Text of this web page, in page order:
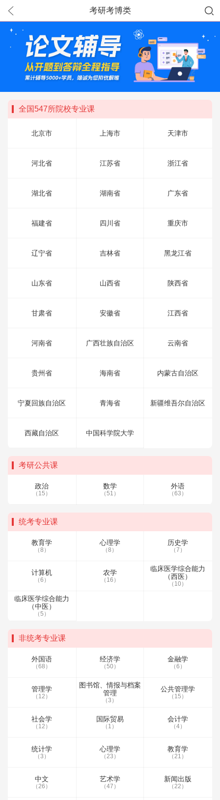
考研考博类
全国547所院校专业课
北京市 上海市 天津市
河北省 江苏省 浙江省
湖北省 湖南省 广东省
福建省 四川省 重庆市
辽宁省 吉林省 黑龙江省
山东省 山西省 陕西省
甘肃省 安徽省 江西省
河南省 广西壮族自治区 云南省
贵州省 海南省 内蒙古自治区
宁夏回族自治区 青海省 新疆维吾尔自治区
西藏自治区 中国科学院大学
考研公共课
政治
（15）
数学
（51）
外语
（63）
统考专业课
教育学
（8）
心理学
（8）
历史学
（7）
计算机
（6）
农学
（16）
临床医学综合能力
（西医）
（10）
临床医学综合能力
（中医）
（5）
非统考专业课
外国语
（68）
经济学
（50）
金融学
（6）
管理学
（12）
图书馆、情报与档案
管理
（3）
公共管理学
（15）
社会学
（12）
国际贸易
（1）
会计学
（4）
统计学
（3）
心理学
（23）
教育学
（21）
中文
（26）
艺术学
（47）
新闻出版
（22）